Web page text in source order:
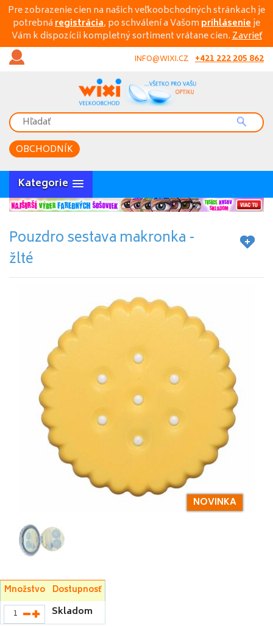
Pre zobrazenie cien na našich veľkoobchodných stránkach je
potrebnáregistrácia, po schválení a Vašom prihlásenieje
Vám k dispozícii kompletný sortiment vrátane cien.Zavrieť
INFO@WIXI.CZ +421 222 205 862
OBCHODNÍK
Kategorie
Pouzdro sestava makronka -
žlté
NOVINKA
Množstvo Dostupnosť
Skladom